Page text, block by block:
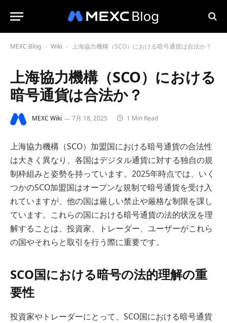
MEXC Blog - Wiki - 上海協力機構（SCO）における暗号通貨は合法か？
上海協力機構（SCO）における
暗号通貨は合法か？
MEXC Wiki 7月 18, 2025 1 Min Read
上海協力機構（SCO）加盟国における暗号通貨の合法性
は大きく異なり、各国はデジタル通貨に対する独自の規
制枠組みと姿勢を持っています。2025年時点では、いく
つかのSCO加盟国はオープンな規制で暗号通貨を受け入
れていますが、他の国は厳しい禁止や厳格な制限を課し
ています。これらの国における暗号通貨の法的状況を理
解することは、投資家、トレーダー、ユーザーがこれら
の国やそれらと取引を行う際に重要です。
SCO国における暗号の法的理解の重
要性
投資家やトレーダーにとって、SCO国における暗号通貨